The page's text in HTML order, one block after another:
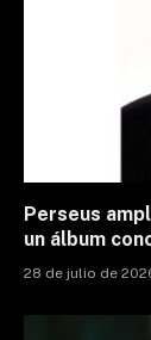
Perseus
un álbum
28 de julio de